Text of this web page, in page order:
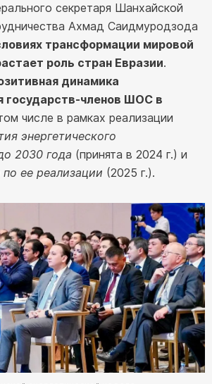
секретаря Шанхайской
Ахмад Саидмуродзода
трансформации мировой
роль стран Евразии.
динамика
государств-членов ШОС в
числе в рамках реализации
энергетического
2030 года (принята в 2024 г.) и
ее реализации (2025 г.).